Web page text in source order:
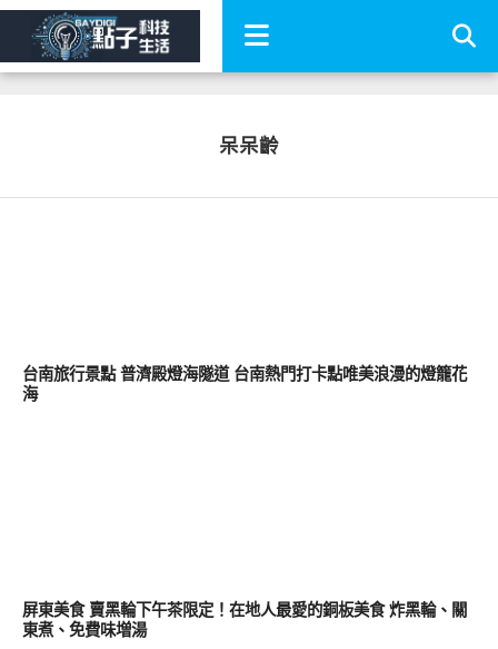
呆呆齡
台南旅行景點 普濟殿燈海隧道 台南熱門打卡點唯美浪漫的燈籠花
海
屏東美食 賣黑輪下午茶限定！在地人最愛的銅板美食 炸黑輪、關
東煮、免費味増湯